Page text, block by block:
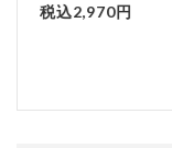
税込2,970円